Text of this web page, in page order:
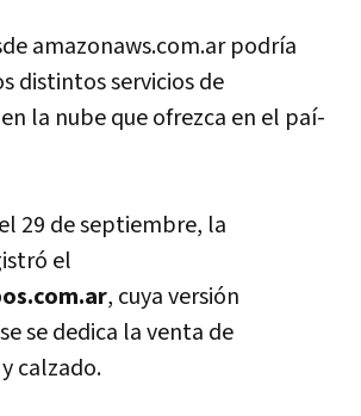
amazonaws.com.ar podrí­a
distintos servicios de
la nube que ofrezca en el paí­
29 de septiembre, la
el
, cuya versión
se dedica la venta de
calzado.